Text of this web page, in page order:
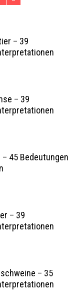
– 39
– 39
45 Bedeutungen
– 39
– 35